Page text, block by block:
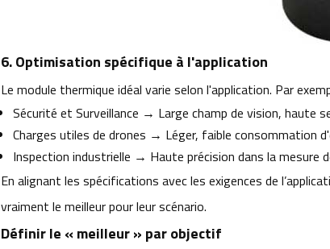
6. Optimisation spécifique à l'application
Le module thermique idéal varie selon l'application. Par
Sécurité et Surveillance → Large champ de vision, haute
Charges utiles de drones → Léger, faible consommation
Inspection industrielle → Haute précision dans la mesure
En alignant les spécifications avec les exigences de
vraiment le meilleur pour leur scénario.
Définir le « meilleur » par objectif